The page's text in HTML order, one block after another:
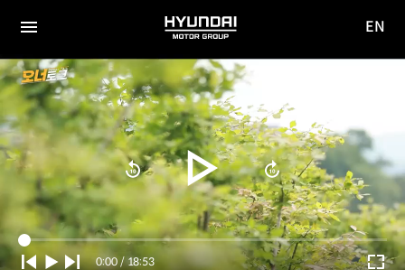
전체
메뉴
HYUNDAI
MOTOR
GROUP
사이
EN
Current
0:00 / Duration
18:53